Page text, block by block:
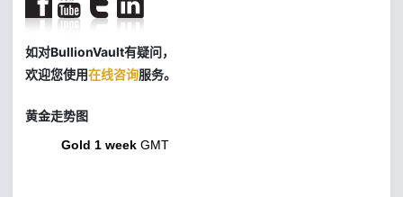
如对BullionVault有疑问，
欢迎您使用在线咨询服务。
黄金走势图
Gold 1 week GMT